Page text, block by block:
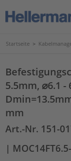
Startseite >
5.5mm, ⌀6.1
mm
Art.-Nr. 151-
|